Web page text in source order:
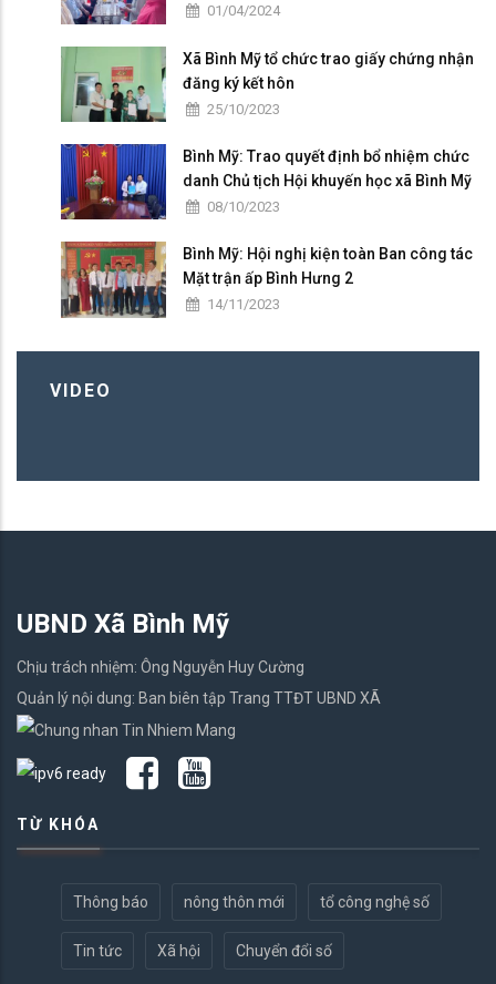
01/04/2024
Xã Bình Mỹ tổ chức trao giấy chứng nhận
đăng ký kết hôn
25/10/2023
Bình Mỹ: Trao quyết định bổ nhiệm chức
danh Chủ tịch Hội khuyến học xã Bình Mỹ
08/10/2023
Bình Mỹ: Hội nghị kiện toàn Ban công tác
Mặt trận ấp Bình Hưng 2
14/11/2023
VIDEO
UBND Xã Bình Mỹ
Chịu trách nhiệm: Ông Nguyễn Huy Cường
Quản lý nội dung: Ban biên tập Trang TTĐT UBND XÃ
TỪ KHÓA
Thông báo nông thôn mới tổ công nghệ số
Tin tức Xã hội Chuyển đổi số